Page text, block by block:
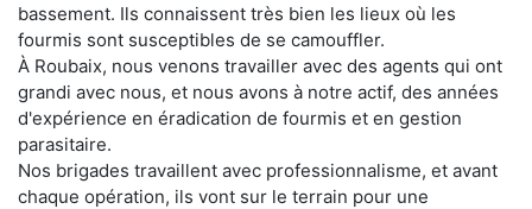
bassement. Ils connaissent très bien les lieux où les
fourmis sont susceptibles de se camouffler.
À Roubaix, nous venons travailler avec des agents qui ont
grandi avec nous, et nous avons à notre actif, des années
d'expérience en éradication de fourmis et en gestion
parasitaire.
Nos brigades travaillent avec professionnalisme, et avant
chaque opération, ils vont sur le terrain pour une